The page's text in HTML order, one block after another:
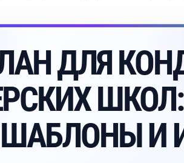
ДЛЯ
ШКОЛ:
И